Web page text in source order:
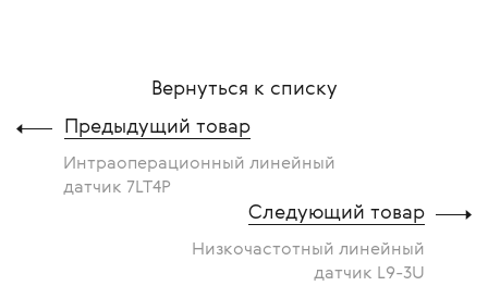
Вернуться к списку
Предыдущий товар
Интраоперационный линейный
датчик 7LT4P
Следующий товар
Низкочастотный линейный
датчик L9-3U